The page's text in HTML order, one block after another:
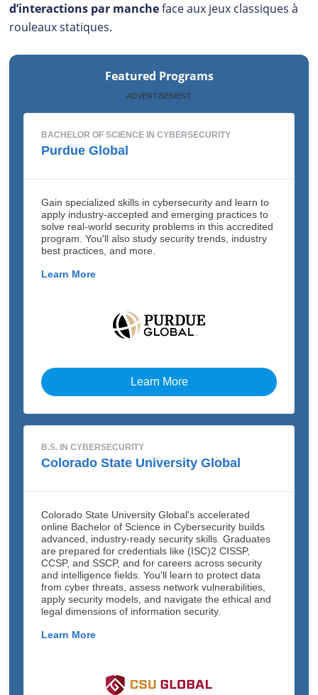
d’interactions par mancheface aux jeux classiques à
rouleaux statiques.
Featured Programs